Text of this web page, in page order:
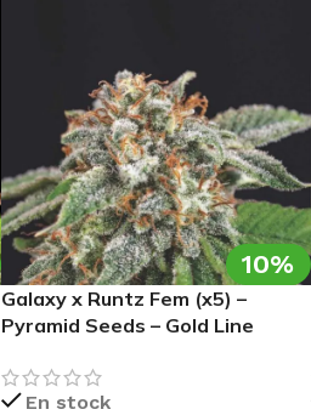
10%
Galaxy x Runtz Fem (x5) –
Pyramid Seeds – Gold Line
En stock